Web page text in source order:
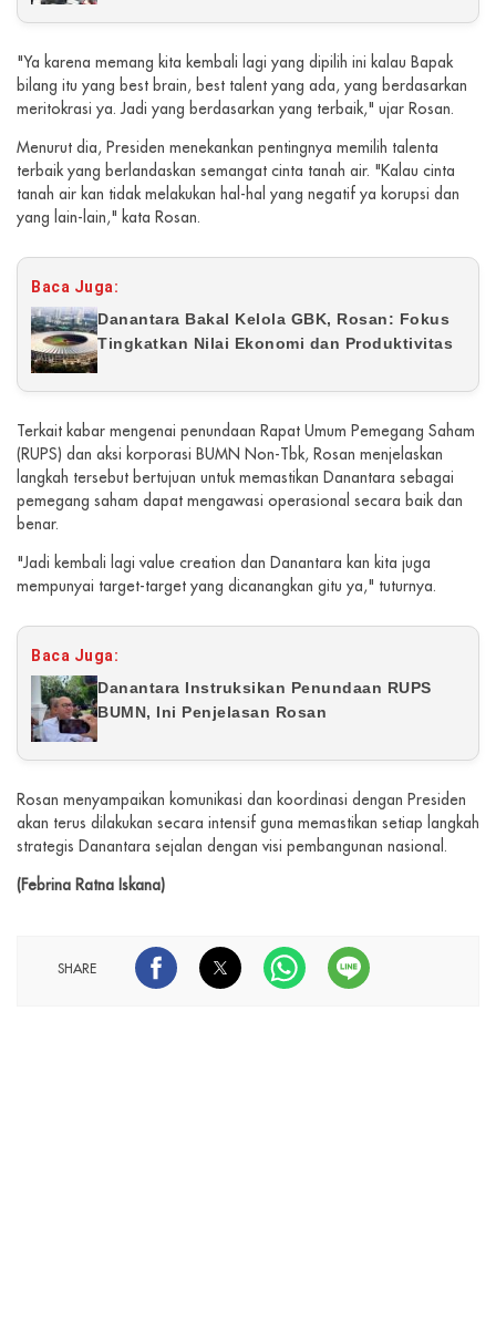
"Ya karena memang kita kembali lagi yang dipilih ini kalau Bapak
bilang itu yang best brain, best talent yang ada, yang berdasarkan
meritokrasi ya. Jadi yang berdasarkan yang terbaik," ujar Rosan.
Menurut dia, Presiden menekankan pentingnya memilih talenta
terbaik yang berlandaskan semangat cinta tanah air. "Kalau cinta
tanah air kan tidak melakukan hal-hal yang negatif ya korupsi dan
yang lain-lain," kata Rosan.
Baca Juga:
Danantara Bakal Kelola GBK, Rosan: Fokus
Tingkatkan Nilai Ekonomi dan Produktivitas
Terkait kabar mengenai penundaan Rapat Umum Pemegang Saham
(RUPS) dan aksi korporasi BUMN Non-Tbk, Rosan menjelaskan
langkah tersebut bertujuan untuk memastikan Danantara sebagai
pemegang saham dapat mengawasi operasional secara baik dan
benar.
"Jadi kembali lagi value creation dan Danantara kan kita juga
mempunyai target-target yang dicanangkan gitu ya," tuturnya.
Baca Juga:
Danantara Instruksikan Penundaan RUPS
BUMN, Ini Penjelasan Rosan
Rosan menyampaikan komunikasi dan koordinasi dengan Presiden
akan terus dilakukan secara intensif guna memastikan setiap langkah
strategis Danantara sejalan dengan visi pembangunan nasional.
(Febrina Ratna Iskana)
SHARE